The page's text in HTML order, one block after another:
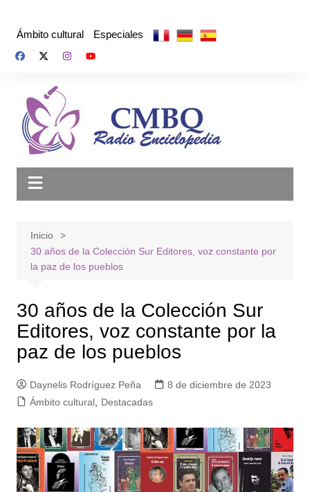
Ámbito cultural Especiales
Inicio
30 años de la Colección Sur Editores, voz constante por
la paz de los pueblos
30 años de la Colección Sur
Editores, voz constante por la
paz de los pueblos
Daynelis Rodríguez Peña
8 de diciembre de 2023
Ámbito cultural, Destacadas